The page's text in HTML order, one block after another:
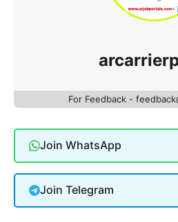
For Feedback -
Join WhatsApp
Join Telegram